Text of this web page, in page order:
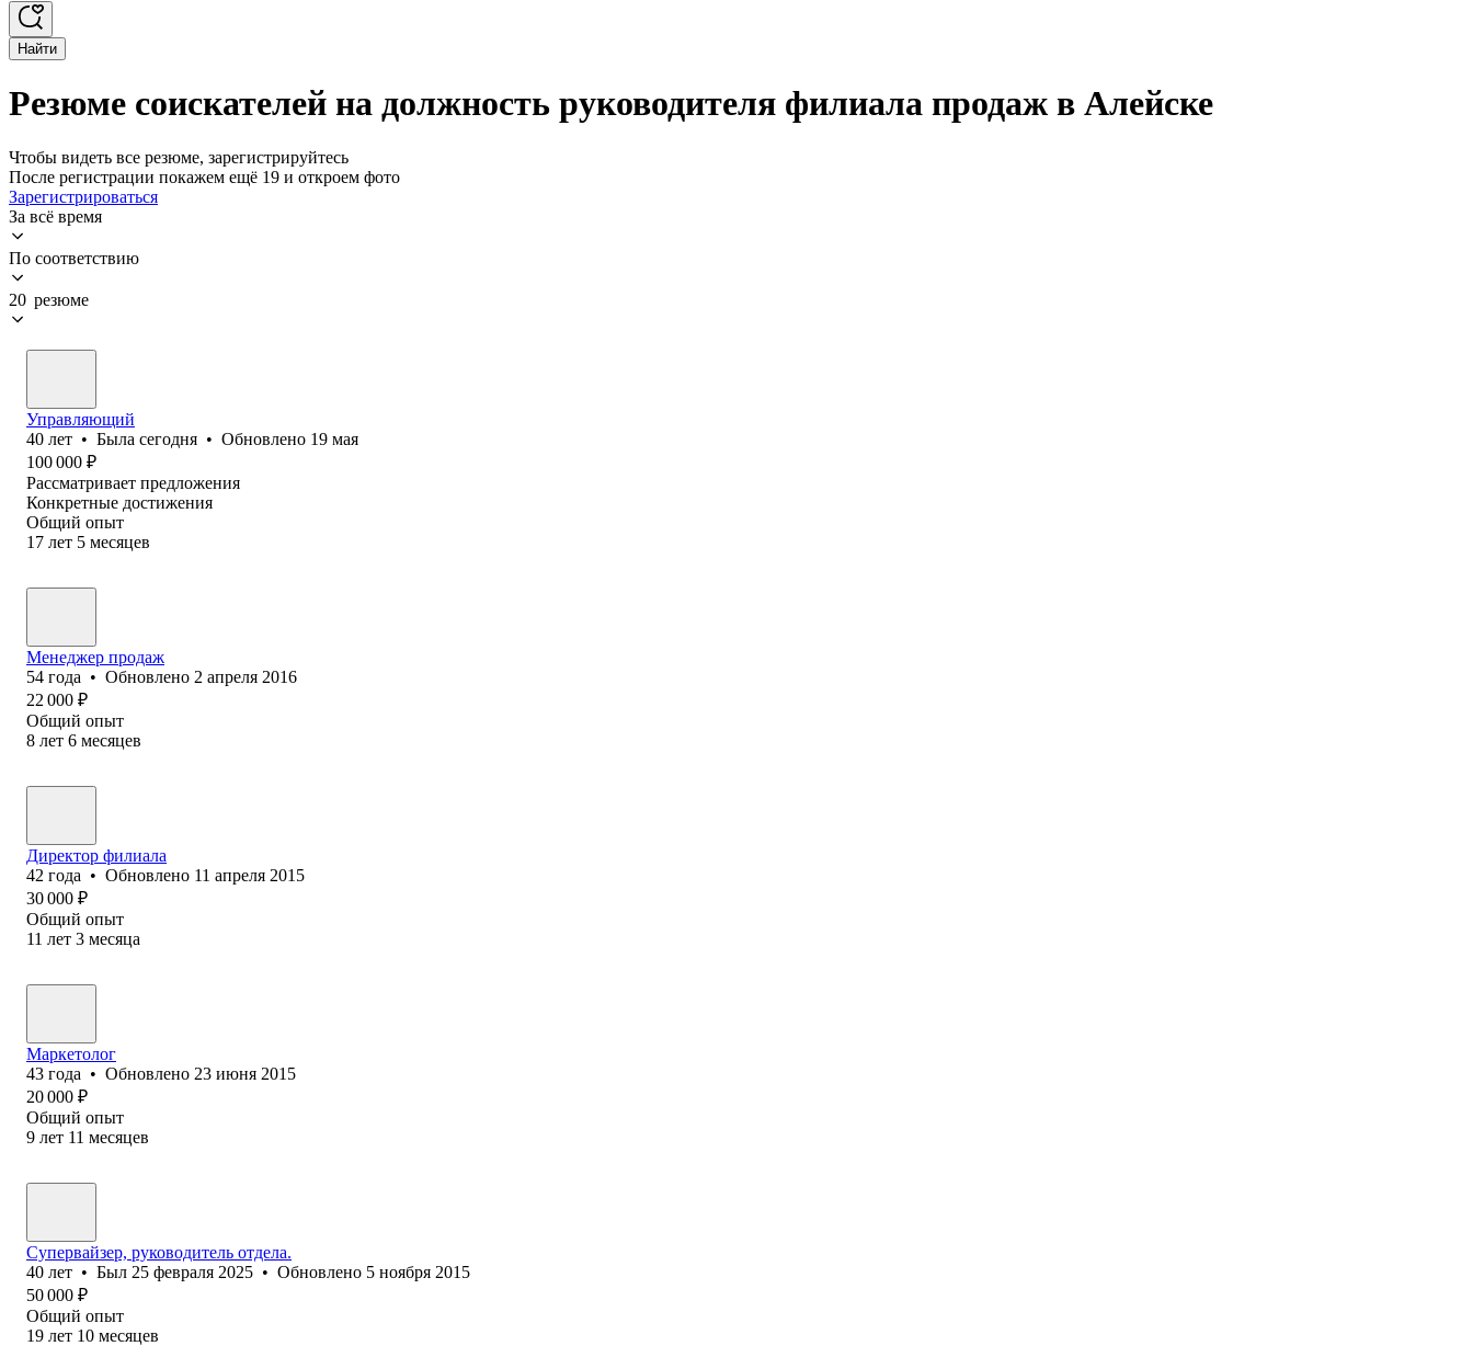
Найти
Резюме соискателей на должность руководителя филиала продаж в Алейске
Чтобы видеть все резюме, зарегистрируйтесь
После регистрации покажем ещё 19 и откроем фото
Зарегистрироваться
За всё время
По соответствию
20 резюме
Управляющий
40 лет • Была сегодня • Обновлено 19 мая
100 000 ₽
Рассматривает предложения
Конкретные достижения
Общий опыт
17 лет 5 месяцев
Менеджер продаж
54 года • Обновлено 2 апреля 2016
22 000 ₽
Общий опыт
8 лет 6 месяцев
Директор филиала
42 года • Обновлено 11 апреля 2015
30 000 ₽
Общий опыт
11 лет 3 месяца
Маркетолог
43 года • Обновлено 23 июня 2015
20 000 ₽
Общий опыт
9 лет 11 месяцев
Супервайзер, руководитель отдела.
40 лет • Был 25 февраля 2025 • Обновлено 5 ноября 2015
50 000 ₽
Общий опыт
19 лет 10 месяцев